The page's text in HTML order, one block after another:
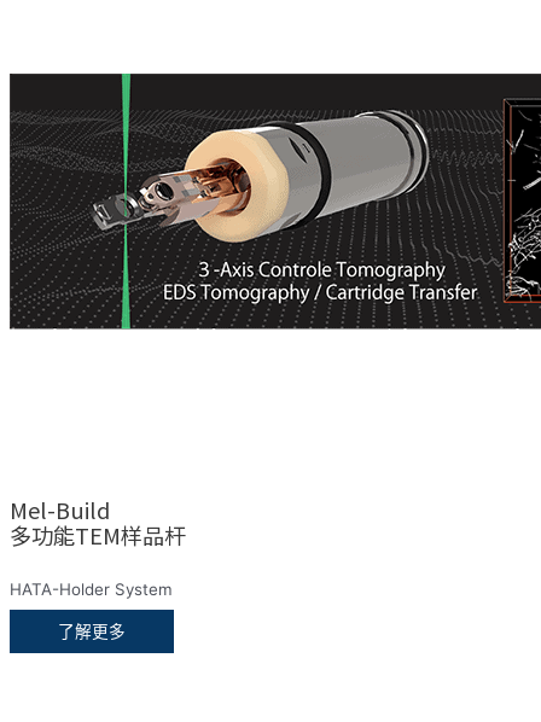
Mel-Build
多功能TEM样品杆
HATA-Holder System
了解更多